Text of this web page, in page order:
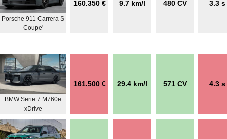
Porsche 911 Carrera S
Coupe'
160.350 € 9.7 km/l 480 CV 3.3 s
BMW Serie 7 M760e
xDrive
161.500 € 29.4 km/l 571 CV 4.3 s